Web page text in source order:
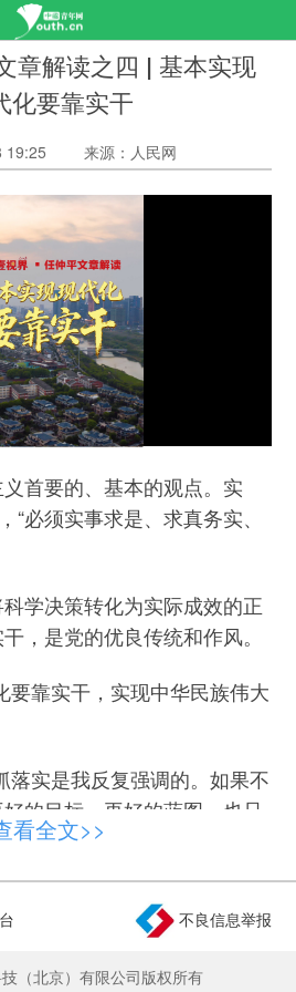
章解读之四 | 基本实现
化要靠实干
19:25 来源：人民网
首要的、基本的观点。实
“必须实事求是、求真务实、
学决策转化为实际成效的正
，是党的优良传统和作风。
靠实干，实现中华民族伟大
实是我反复强调的。如果不
的目标，再好的蓝图，也只
必定有我的历史担当，发扬
看全文>>
不良信息举报
（北京）有限公司版权所有